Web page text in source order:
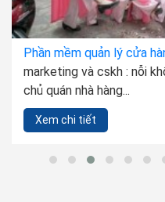
Phần mềm quản lý cửa
tại sao lại chọn phần
1. chuẩn hóa quy...
Xem chi tiết